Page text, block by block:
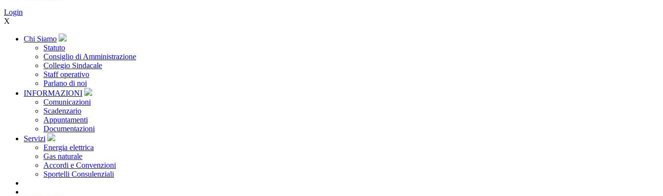
Login
X
Chi Siamo
Statuto
Consiglio di Amministrazione
Collegio Sindacale
Staff operativo
Parlano di noi
INFORMAZIONI
Comunicazioni
Scadenzario
Appuntamenti
Documentazioni
Servizi
Energia elettrica
Gas naturale
Accordi e Convenzioni
Sportelli Consulenziali